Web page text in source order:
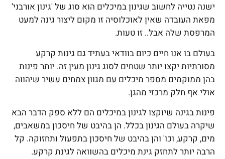
ישנה נטייה לחשוב שגינון במיכלים הוא סוג של 'גינון אורבני'
מפאת העובדה שאין לאוכלוסיה זו מקום ליצור גינה למעט
המרפסת שלה אבל.. זו טעות.
בעולם בו אנו חיים כיום בוודאי בעתיד גם גינות קרקע
מסורתיות יקצו יותר שטחים לסוג גינון מעין זה. יותר פינות
בהן ממוקמים מספר מיכלים עם מגוון צמחים עשיר שיהווה
אולי אף חלק מרכזי מהגן.
פינות בגינה שיוקצו לגינון במיכלים הם ללא ספק הדבר הבא
שיקרה בעולם הגינון בכלל. הן בהיבט של חיסכון במשאבים,
מים, קרקע, וכו' והן בהיבט של חיסכון בתפעול ותחזוקה. קל
הרבה יותר לתחזק גינת מיכלים בהשוואה לגינת קרקע.